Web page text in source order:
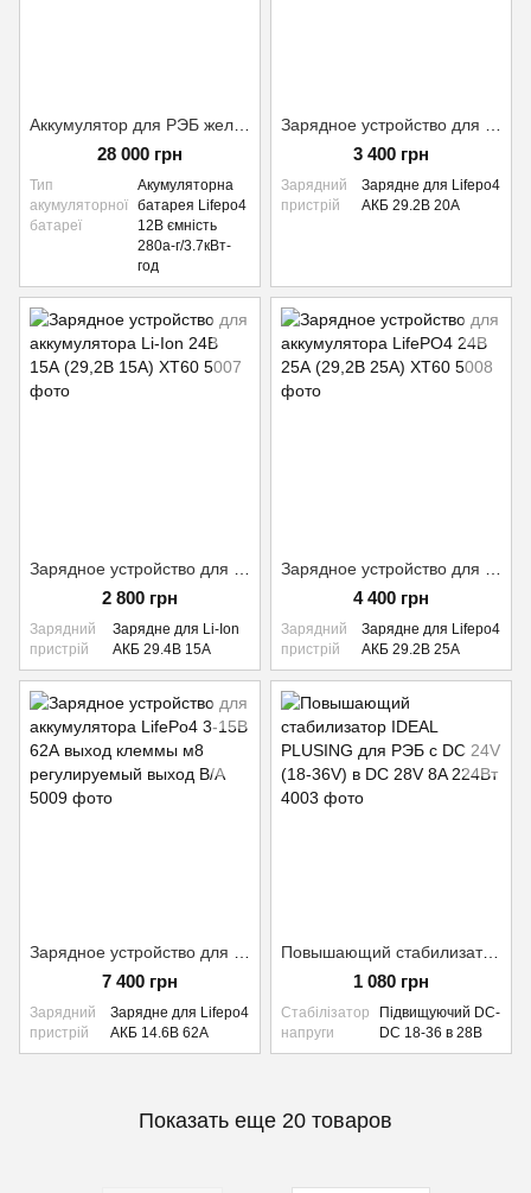
28 000 грн
Тип
акумуляторної
батареї
Акумуляторна
батарея Lifepo4
12В ємність
280а-г/3.7кВт-
год
3 400 грн
Зарядний
пристрій
Зарядне для Lifepo4
АКБ 29.2В 20А
2 800 грн
Зарядний
пристрій
Зарядне для Li-Ion
АКБ 29.4В 15А
4 400 грн
Зарядний
пристрій
Зарядне для Lifepo4
АКБ 29.2В 25А
7 400 грн
Зарядний
пристрій
Зарядне для Lifepo4
АКБ 14.6В 62А
Повышающий стабилизатор IDEAL PLUSING для РЭБ с DC 24V (18-36V) в DC 28V 8A 224Вт
1 080 грн
Стабілізатор
напруги
Підвищуючий DC-
DC 18-36 в 28В
Показать еще 20 товаров